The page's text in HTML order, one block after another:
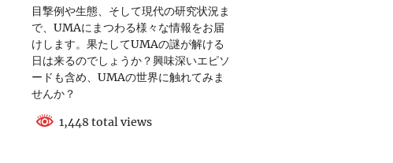
目撃例や生態、そして現代の研究状況ま
で、UMAにまつわる様々な情報をお届
けします。果たしてUMAの謎が解ける
日は来るのでしょうか？興味深いエピソ
ードも含め、UMAの世界に触れてみま
せんか？
1,448 total views